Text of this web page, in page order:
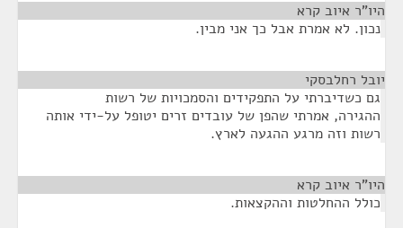
היו"ר איוב קרא
נכון. לא אמרת אבל כך אני מבין.
יובל רחלבסקי
גם כשדיברתי על התפקידים והסמכויות של רשות
ההגירה, אמרתי שהפן של עובדים זרים יטופל על-ידי אותה
רשות וזה מרגע ההגעה לארץ.
היו"ר איוב קרא
כולל ההחלטות וההקצאות.